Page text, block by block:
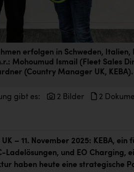
erfolgen in Schweden, Italien,
Mohoumud Ismail (Fleet Sales
(Country Manager UK, KEBA).
gibt es: 2 Bilder 2
– 11. November 2025: KEBA, ein
Ladelösungen, und EO Charging,
haben heute eine strategische